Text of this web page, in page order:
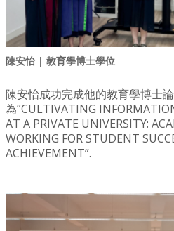
陳安怡 | 教育學博士學位
陳安怡成功完成他的教育學博士
為”CULTIVATING
AT A PRIVATE UNIVERSITY:
WORKING FOR STUDENT
ACHIEVEMENT”.